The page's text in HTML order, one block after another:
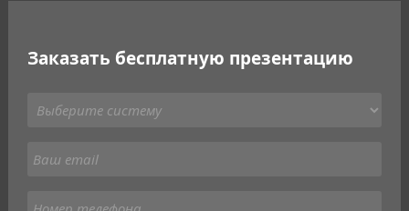
Заказать бесплатную презентацию